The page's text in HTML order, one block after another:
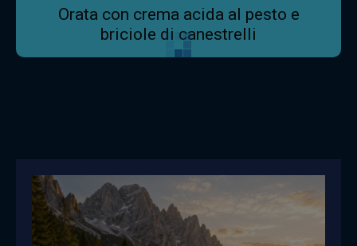
Orata con crema acida al pesto e
briciole di canestrelli